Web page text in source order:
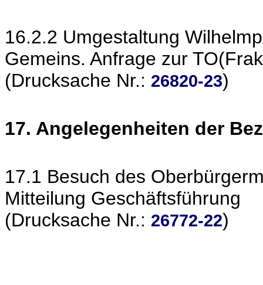
16.2.2 Umgestaltung
Gemeins. Anfrage zur
(Drucksache Nr.: 26820-23)
17. Angelegenheiten der
17.1 Besuch des
Mitteilung Geschäftsführung
(Drucksache Nr.: 26772-22)